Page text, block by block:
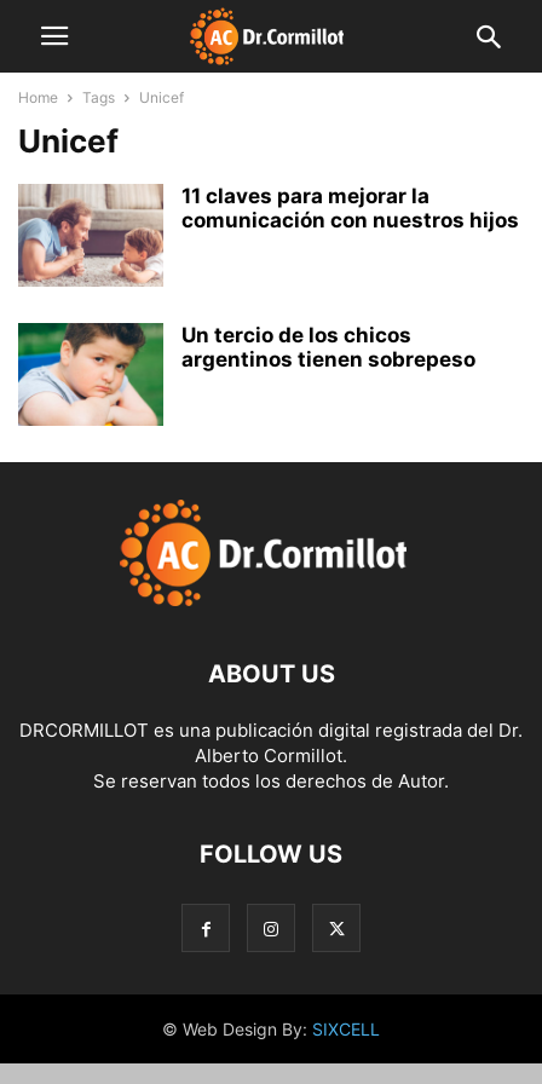
Home Tags Unicef
Unicef
11 claves para mejorar la
comunicación con nuestros hijos
Un tercio de los chicos
argentinos tienen sobrepeso
ABOUT US
DRCORMILLOT es una publicación digital registrada del Dr.
Alberto Cormillot.
Se reservan todos los derechos de Autor.
FOLLOW US
© Web Design By: SIXCELL